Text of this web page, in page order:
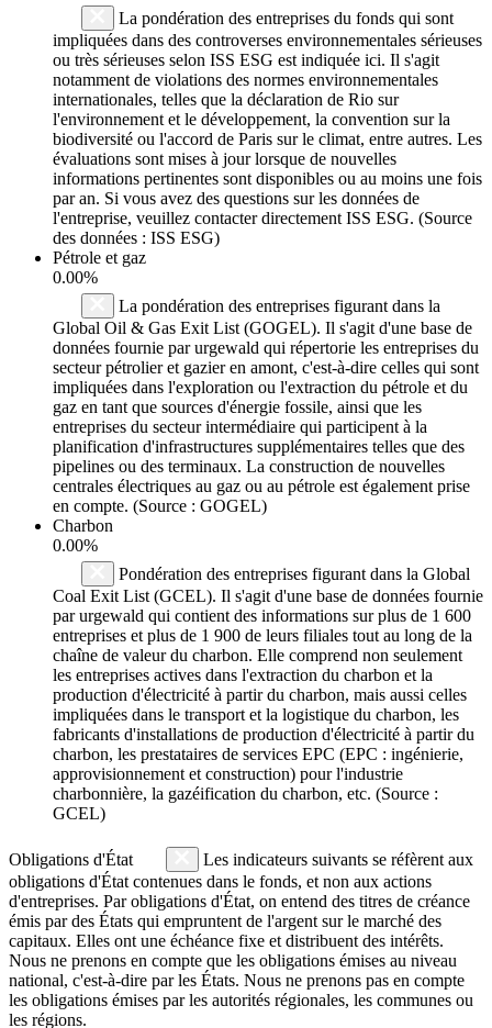
La pondération des entreprises du fonds qui sont
impliquées dans des controverses environnementales sérieuses
ou très sérieuses selon ISS ESG est indiquée ici. Il s'agit
notamment de violations des normes environnementales
internationales, telles que la déclaration de Rio sur
l'environnement et le développement, la convention sur la
biodiversité ou l'accord de Paris sur le climat, entre autres. Les
évaluations sont mises à jour lorsque de nouvelles
informations pertinentes sont disponibles ou au moins une fois
par an. Si vous avez des questions sur les données de
l'entreprise, veuillez contacter directement ISS ESG. (Source
des données : ISS ESG)
Pétrole et gaz
0.00%
La pondération des entreprises figurant dans la
Global Oil & Gas Exit List (GOGEL). Il s'agit d'une base de
données fournie par urgewald qui répertorie les entreprises du
secteur pétrolier et gazier en amont, c'est-à-dire celles qui sont
impliquées dans l'exploration ou l'extraction du pétrole et du
gaz en tant que sources d'énergie fossile, ainsi que les
entreprises du secteur intermédiaire qui participent à la
planification d'infrastructures supplémentaires telles que des
pipelines ou des terminaux. La construction de nouvelles
centrales électriques au gaz ou au pétrole est également prise
en compte. (Source : GOGEL)
Charbon
0.00%
Pondération des entreprises figurant dans la Global
Coal Exit List (GCEL). Il s'agit d'une base de données fournie
par urgewald qui contient des informations sur plus de 1 600
entreprises et plus de 1 900 de leurs filiales tout au long de la
chaîne de valeur du charbon. Elle comprend non seulement
les entreprises actives dans l'extraction du charbon et la
production d'électricité à partir du charbon, mais aussi celles
impliquées dans le transport et la logistique du charbon, les
fabricants d'installations de production d'électricité à partir du
charbon, les prestataires de services EPC (EPC : ingénierie,
approvisionnement et construction) pour l'industrie
charbonnière, la gazéification du charbon, etc. (Source :
GCEL)
Obligations d'État
Les indicateurs suivants se réfèrent aux
obligations d'État contenues dans le fonds, et non aux actions
d'entreprises. Par obligations d'État, on entend des titres de créance
émis par des États qui empruntent de l'argent sur le marché des
capitaux. Elles ont une échéance fixe et distribuent des intérêts.
Nous ne prenons en compte que les obligations émises au niveau
national, c'est-à-dire par les États. Nous ne prenons pas en compte
les obligations émises par les autorités régionales, les communes ou
les régions.